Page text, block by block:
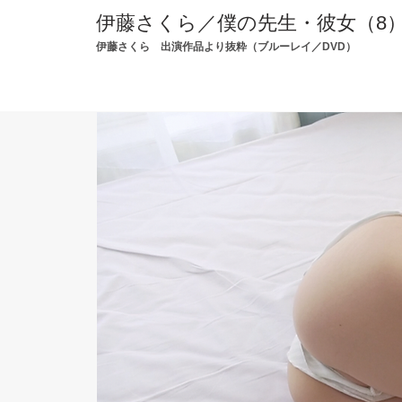
伊藤さくら／僕の先生・彼女（8
伊藤さくら 出演作品より抜粋（ブルーレイ／DVD）